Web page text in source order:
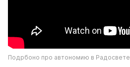
Подрбоно про автономию в Радосвете